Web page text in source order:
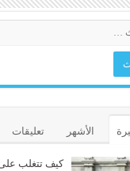
الأشهر تعليقات
كيف تتغلب